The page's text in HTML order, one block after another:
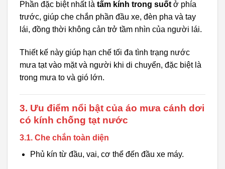
Phần đặc biệt nhất là tấm kính trong suốt ở phía
trước, giúp che chắn phần đầu xe, đèn pha và tay
lái, đồng thời không cản trở tầm nhìn của người lái.
Thiết kế này giúp hạn chế tối đa tình trạng nước
mưa tạt vào mặt và người khi di chuyển, đặc biệt là
trong mưa to và gió lớn.
3. Ưu điểm nổi bật của áo mưa cánh dơi
có kính chống tạt nước
3.1. Che chắn toàn diện
Phủ kín từ đầu, vai, cơ thể đến đầu xe máy.